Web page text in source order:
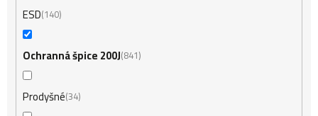
ESD 140
Ochranná špice 200J 841
Prodyšné 34